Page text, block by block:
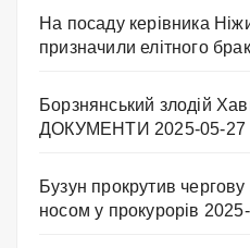
На посаду керівника
призначили елітного
Борзнянський злодій
ДОКУМЕНТИ 2025-05-27
Бузун прокрутив
носом у прокурорів